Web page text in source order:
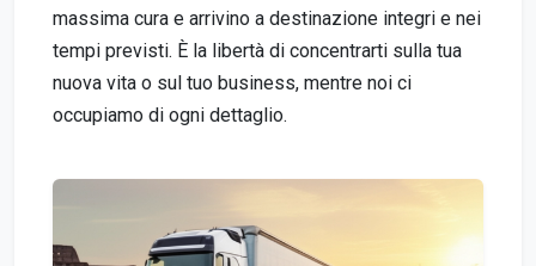
massima cura e arrivino a destinazione integri e nei
tempi previsti. È la libertà di concentrarti sulla tua
nuova vita o sul tuo business, mentre noi ci
occupiamo di ogni dettaglio.